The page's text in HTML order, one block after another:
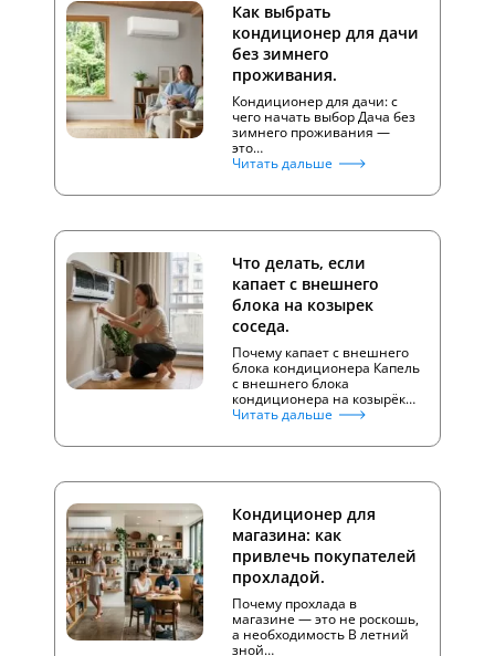
Как выбрать
кондиционер для дачи
без зимнего
проживания.
Кондиционер для дачи: с
чего начать выбор Дача без
зимнего проживания —
это…
Читать дальше
Что делать, если
капает с внешнего
блока на козырек
соседа.
Почему капает с внешнего
блока кондиционера Капель
с внешнего блока
кондиционера на козырёк…
Читать дальше
Кондиционер для
магазина: как
привлечь покупателей
прохладой.
Почему прохлада в
магазине — это не роскошь,
а необходимость В летний
зной…